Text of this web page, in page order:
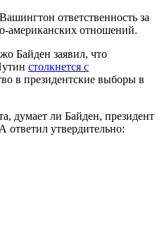
ответственность за
американских отношений.
Байден заявил, что
столкнется с
в президентские выборы в
думает ли Байден, президент
утвердительно: